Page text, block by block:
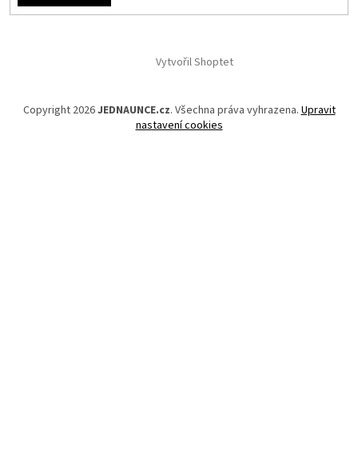
Vytvořil Shoptet
Copyright 2026JEDNAUNCE.cz. Všechna práva vyhrazena.Upravit
nastavení cookies